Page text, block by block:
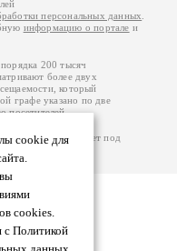
cookie для
cookies.
с Политикой
персональных данных.
информацию о портале и
200 тысяч
более двух
который
графе указано по две
посетителей.
Портал работает под